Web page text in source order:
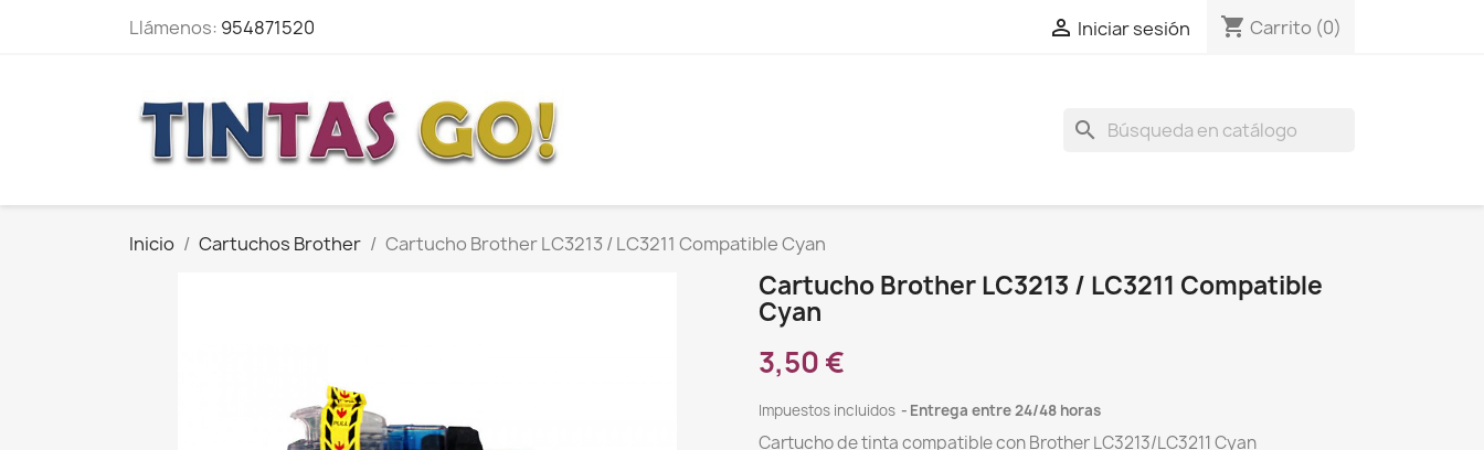
Llámenos: 954871520  Iniciar sesión shopping_cart Carrito (0)
search
Inicio Cartuchos Brother Cartucho Brother LC3213 / LC3211 Compatible Cyan
Cartucho Brother LC3213 / LC3211 Compatible
Cyan
3,50 €
Impuestos incluidos Entrega entre 24/48 horas
Cartucho de tinta compatible con Brother LC3213/LC3211 Cyan